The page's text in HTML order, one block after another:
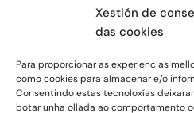
Xestión de
das cookies
Para proporcionar as experiencias
como cookies para almacenar e/o
Consentindo estas tecnoloxías
botar unha ollada ao comportamento
Novas
CONTACTO
Xoves e Venres laborais de